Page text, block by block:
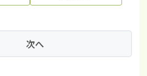
次へ